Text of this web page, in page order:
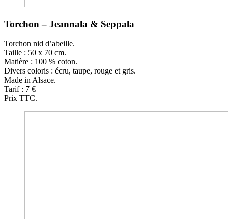
Torchon – Jeannala & Seppala
Torchon nid d’abeille.
Taille : 50 x 70 cm.
Matière : 100 % coton.
Divers coloris : écru, taupe, rouge et gris.
Made in Alsace.
Tarif : 7 €
Prix TTC.